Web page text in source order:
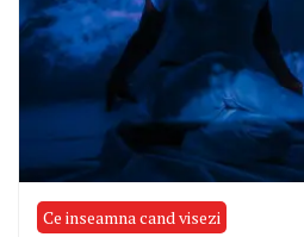
Ce inseamna cand visezi